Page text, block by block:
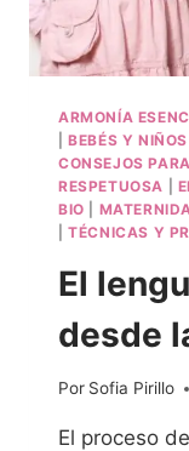
ARMONÍA
|BEBÉS Y NIÑOS
CONSEJOS
RESPETUOSA
BIO
|TÉCNICAS Y
El
desde
Por Sofia Pirillo
El proceso